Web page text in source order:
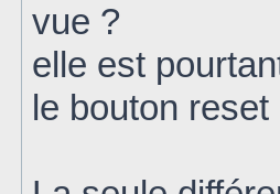
vue ?
elle est
le bouton